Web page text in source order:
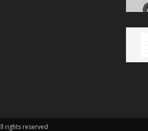
rights reserved